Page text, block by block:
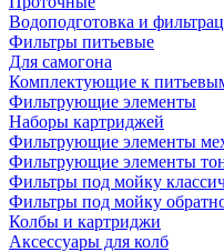
Водоподготовка и
Фильтры питьевые
Для самогона
Комплектующие к
Фильтрующие элементы
Наборы картриджей
Фильтрующие элементы
Фильтрующие элементы
Фильтры под мойку
Фильтры под мойку
Колбы и картриджи
Аксессуары для колб